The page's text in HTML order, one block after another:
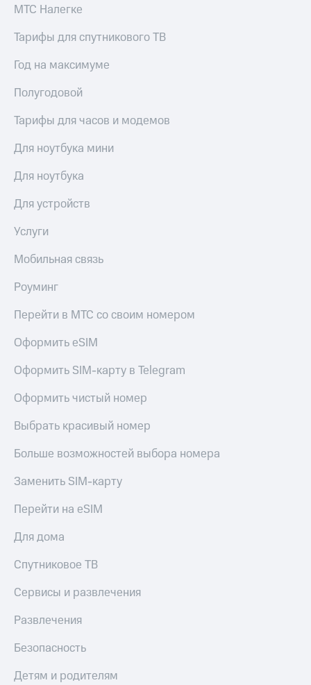
Описание
Уведомление
погашении
облигаций
Реквизиты
Контакты
развитие
деловая этика
На главную
МТС Налегке
Тарифы для спутникового ТВ
Год на максимуме
Полугодовой
Тарифы для часов и модемов
Для ноутбука мини
Для ноутбука
Для устройств
Услуги
Мобильная связь
Роуминг
Перейти в МТС со своим номером
Оформить eSIM
Оформить SIM-карту в Telegram
Оформить чистый номер
Выбрать красивый номер
Больше возможностей выбора номера
Заменить SIM-карту
Перейти на eSIM
Для дома
Спутниковое ТВ
Сервисы и развлечения
Развлечения
Безопасность
Детям и родителям